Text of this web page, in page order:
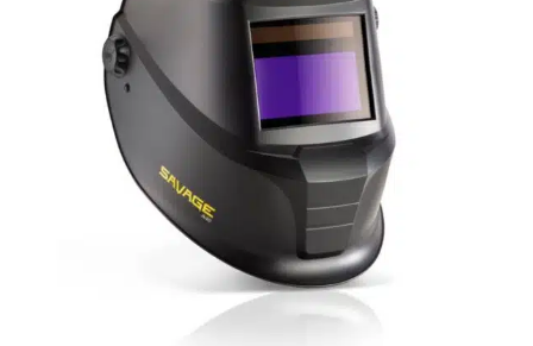
Відгуки
Про нас
Доставка та оплата
Повернення та обмін